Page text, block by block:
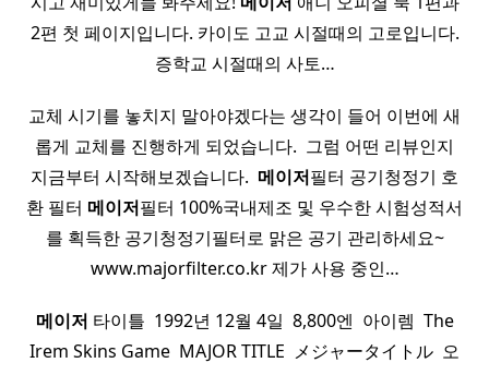
2편 첫 페이지입니다. 카이도 고교 시절때의 고로입니다.
증학교 시절때의 사토…
교체 시기를 놓치지 말아야겠다는 생각이 들어 이번에 새
롭게 교체를 진행하게 되었습니다. ​ 그럼 어떤 리뷰인지
지금부터 시작해보겠습니다. ​ 메이저필터 공기청정기 호
환 필터 메이저필터 100%국내제조 및 우수한 시험성적서
를 획득한 공기청정기필터로 맑은 공기 관리하세요~
www.majorfilter.co.kr 제가 사용 중인…
메이저 타이틀 ​ 1992년 12월 4일 ​ 8,800엔 ​ 아이렘 ​ The
Irem Skins Game ​ MAJOR TITLE ​ メジャータイトル ​ 오